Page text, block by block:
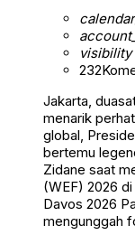
visibility
232
Jakarta,
menarik
global,
bertemu
Zidane saat
(WEF) 2026
Davos 2026
mengunggah